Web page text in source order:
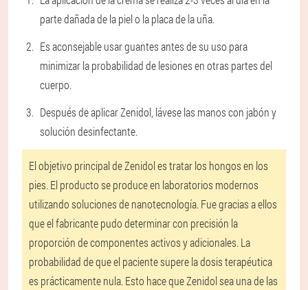
parte dañada de la piel o la placa de la uña.
Es aconsejable usar guantes antes de su uso para
minimizar la probabilidad de lesiones en otras partes del
cuerpo.
Después de aplicar Zenidol, lávese las manos con jabón y
solución desinfectante.
El objetivo principal de Zenidol es tratar los hongos en los
pies. El producto se produce en laboratorios modernos
utilizando soluciones de nanotecnología. Fue gracias a ellos
que el fabricante pudo determinar con precisión la
proporción de componentes activos y adicionales. La
probabilidad de que el paciente supere la dosis terapéutica
es prácticamente nula. Esto hace que Zenidol sea una de las